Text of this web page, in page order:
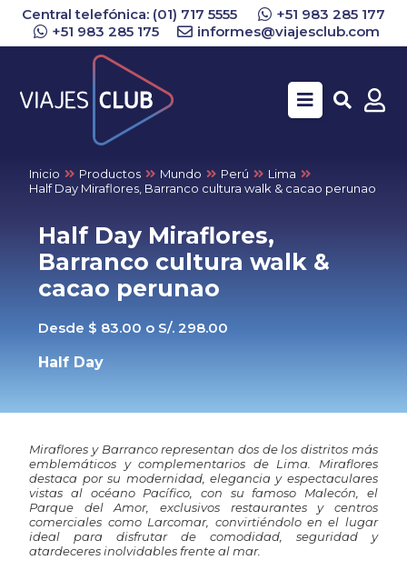
Central telefónica: (01) 717 5555
+51 983 285 177
+51 983 285 175
informes@viajesclub.com
Inicio Productos Mundo Perú
Lima
Half Day Miraflores, Barranco cultura walk & cacao perunao
Half Day Miraflores,
Barranco cultura walk &
cacao perunao
Desde $ 83.00 o S/. 298.00
Half Day
Miraflores y Barrancorepresentan dos de los distritos más
emblemáticos y complementarios de Lima. Miraflores
destaca por su modernidad, elegancia y espectaculares
vistas al océano Pacífico, con su famoso Malecón, el
Parque del Amor, exclusivos restaurantes y centros
comerciales como Larcomar, convirtiéndolo en el lugar
ideal para disfrutar de comodidad, seguridad y
atardeceres inolvidables frente al mar.